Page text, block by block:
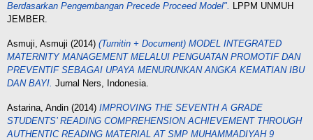
Berdasarkan Pengembangan Precede Proceed Model". LPPM UNMUH
JEMBER.
Asmuji, Asmuji (2014) (Turnitin + Document) MODEL INTEGRATED
MATERNITY MANAGEMENT MELALUI PENGUATAN PROMOTIF DAN
PREVENTIF SEBAGAI UPAYA MENURUNKAN ANGKA KEMATIAN IBU
DAN BAYI. Jurnal Ners, Indonesia.
Astarina, Andin (2014) IMPROVING THE SEVENTH A GRADE
STUDENTS’ READING COMPREHENSION ACHIEVEMENT THROUGH
AUTHENTIC READING MATERIAL AT SMP MUHAMMADIYAH 9